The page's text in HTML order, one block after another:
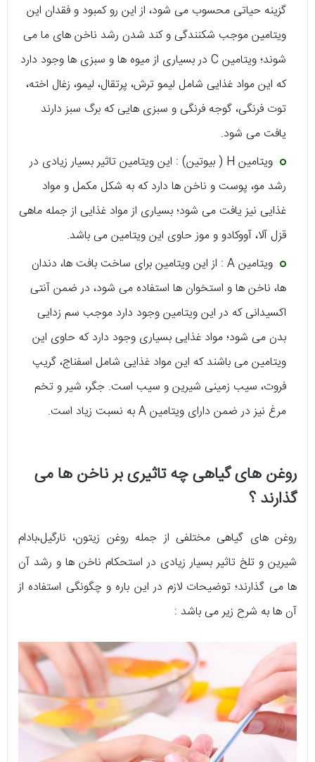
گزینه حیاتی محسوب می شود، از این رو کمبود و فقدان این
ویتامین موجب شکنندگی و کند شدن رشد ناخن های ما می
شوند؛ ویتامین C در بسیاری از میوه ها و سبزی ها وجود دارد
که این مواد غذایی شامل لیمو ترش، پرتقال، لیمو، زغال اخته،
توت فرنگی، گوجه فرنگی و سبزی هایی که برگ سبز دارند
یافت می شود.
ویتامین H ( بیوتین) : این ویتامین تاثیر بسیار زیادی در
رشد مو، پوست و ناخن ها دارد که به شکل مکمل و مواد
غذایی نیز یافت می شود؛ بسیاری از مواد غذایی از جمله ماهی
قزل آلا، آووکادو و موز حاوی این ویتامین می باشد.
ویتامین A : از این ویتامین برای ساخت بافت ها، دندان
ها، ناخن ها و استخوان ها استفاده می شود، در ضمن آنتی
اکسیدانی که در این ویتامین وجود دارد موجب سم زدایی
بدن می شود؛ مواد غذایی بسیاری وجود دارد که حاوی این
ویتامین می باشند که این مواد غذایی شامل اسفناج، گریپ
فروت، سیب زمینی شیرین و سیب است. جگر، شیر و تخم
مرغ نیز در ضمن دارای ویتامین A به نسبت زیاد است.
روغن های گیاهی چه تاثیری بر ناخن ها می
گذارند ؟
روغن های گیاهی مختلفی از جمله روغن زیتون، نارگیل،بادام
شیرین و تلخ تاثیر بسیار زیادی در استحکام ناخن ها و رشد آن
ها می گذارند؛ توضیحات لازم در این باره و چگونگی استفاده از
آن ها به شرح زیر می باشد :